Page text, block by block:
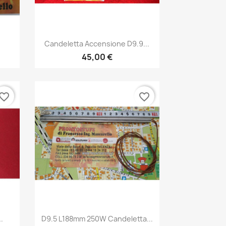
Anteprima
Candeletta Accensione D9.9...
45,00 €
Anteprima
D9.5 L188mm 250W Candeletta...
favorite_border